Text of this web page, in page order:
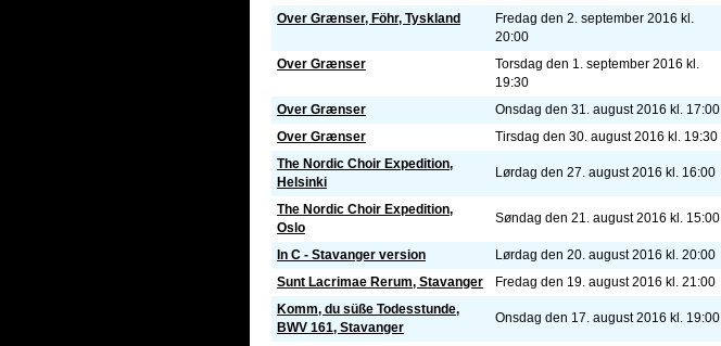
Over Grænser, Föhr, Tyskland
Fredag den 2. september 2016 kl.
20:00
Over Grænser
Torsdag den 1. september 2016 kl.
19:30
Over Grænser Onsdag den 31. august 2016 kl. 17:00
Over Grænser
Tirsdag den 30. august 2016 kl. 19:30
The Nordic Choir Expedition,
Helsinki
Lørdag den 27. august 2016 kl. 16:00
The Nordic Choir Expedition,
Oslo
Søndag den 21. august 2016 kl. 15:00
In C - Stavanger version Lørdag den 20. august 2016 kl. 20:00
Sunt Lacrimae Rerum, Stavanger
Fredag den 19. august 2016 kl. 21:00
Komm, du süße Todesstunde,
BWV 161, Stavanger
Onsdag den 17. august 2016 kl. 19:00